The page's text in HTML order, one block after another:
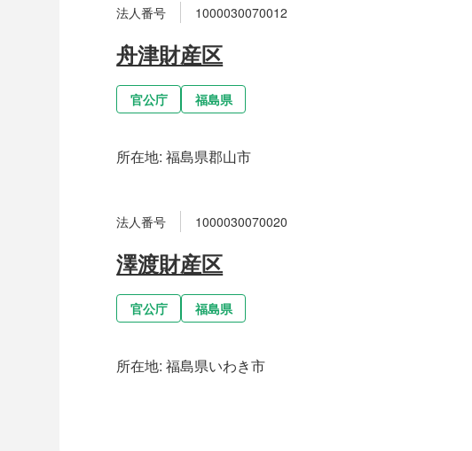
法人番号 1000030070012
舟津財産区
官公庁 福島県
所在地:福島県郡山市
法人番号 1000030070020
澤渡財産区
官公庁 福島県
所在地:福島県いわき市